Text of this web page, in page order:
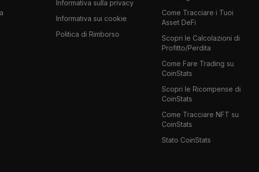
Informativa sulla privacy
Informativa sui cookie
Politica di Rimborso
Come Tracciare i Tuoi
Asset DeFi
Scopri le Calcolazioni di
Profitto/Perdita
Come Fare Trading su
CoinStats
Scopri le Ricompense di
CoinStats
Come Tracciare NFT su
CoinStats
Stato CoinStats